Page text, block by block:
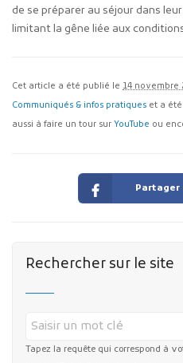
de se préparer au séjour dans
limitant la gêne liée aux
Cet article a été publié le 14 novembre
Communiqués & infos pratiques et a
aussi à faire un tour sur YouTube ou
Partager
Rechercher sur le site
Tapez la requête qui correspond à